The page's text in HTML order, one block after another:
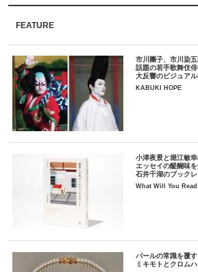
FEATURE
市川團子、市川染五
話題の若手歌舞伎
大反響のビジュア
KABUKI HOPE
小津夜景と堀江敏
エッセイの醍醐味
石井千湖のブック
What Will You
パールの常識を覆す
ミキモトとクロム